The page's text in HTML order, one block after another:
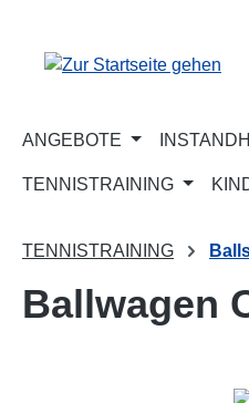
ANGEBOTE
TENNISTRAINING
TENNISTRAINING
Ballwagen